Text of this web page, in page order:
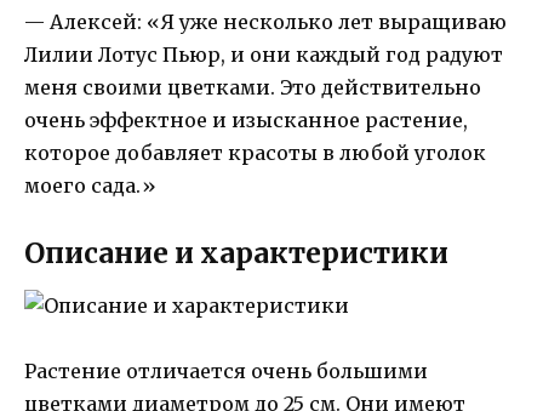
— Алексей: «Я уже несколько лет выращиваю
Лилии Лотус Пьюр, и они каждый год радуют
меня своими цветками. Это действительно
очень эффектное и изысканное растение,
которое добавляет красоты в любой уголок
моего сада.»
Описание и характеристики
Растение отличается очень большими
цветками диаметром до 25 см. Они имеют